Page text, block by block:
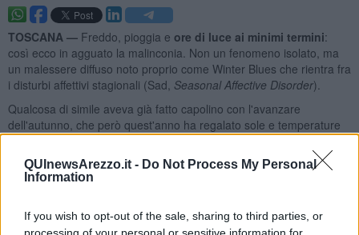
QUInewsArezzo.it - Do Not Process My Personal
Information
If you wish to opt-out of the sale, sharing to third parties, or
TOSCANA — Freddo, pioggia e ore di luce ai minimi termini:
così ecco in agguato la malinconia. Non un fenomeno isolato, ma
un malessere diffuso noto proprio come Winter Blues che rientra fra
i disturbi affettivi stagionali (Sad, Seasonal Affective Disorder).
Qualcosa di simile aveva già fatto capolino con l'avanzare
dell'autunno, che però quest'anno ha regalato sole e temperature
miti fino a stagione avanzata, mitigando questo tipo di malesseri
che adesso hanno dunque maggiore impatto rischiando di minare
la gioiosità delle feste natalizie. Maritrovare il buonumoresi può